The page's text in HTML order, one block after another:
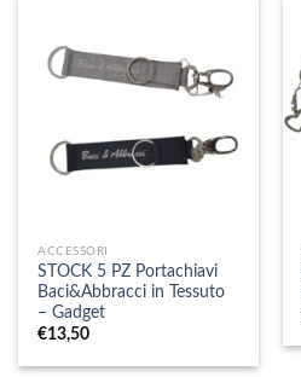
ACCESSORI
STOCK 5 PZ Portachiavi
Baci&Abbracci in Tessuto
– Gadget
€13,50